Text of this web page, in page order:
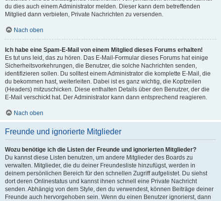
du dies auch einem Administrator melden. Dieser kann dem betreffenden
Mitglied dann verbieten, Private Nachrichten zu versenden.
Nach oben
Ich habe eine Spam-E-Mail von einem Mitglied dieses Forums erhalten!
Es tut uns leid, das zu hören. Das E-Mail-Formular dieses Forums hat einige
Sicherheitsvorkehrungen, die Benutzer, die solche Nachrichten senden,
identifizieren sollen. Du solltest einem Administrator die komplette E-Mail, die
du bekommen hast, weiterleiten. Dabei ist es ganz wichtig, die Kopfzeilen
(Headers) mitzuschicken. Diese enthalten Details über den Benutzer, der die
E-Mail verschickt hat. Der Administrator kann dann entsprechend reagieren.
Nach oben
Freunde und ignorierte Mitglieder
Wozu benötige ich die Listen der Freunde und ignorierten Mitglieder?
Du kannst diese Listen benutzen, um andere Mitglieder des Boards zu
verwalten. Mitglieder, die du deiner Freundesliste hinzufügst, werden in
deinem persönlichen Bereich für den schnellen Zugriff aufgelistet. Du siehst
dort deren Onlinestatus und kannst ihnen schnell eine Private Nachricht
senden. Abhängig von dem Style, den du verwendest, können Beiträge deiner
Freunde auch hervorgehoben sein. Wenn du einen Benutzer ignorierst, dann